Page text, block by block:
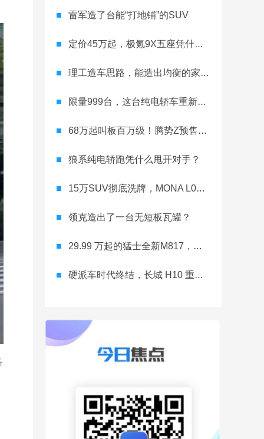
雷军造了台能“打地铺”的SUV
定价45万起，极氪9X五座凭什么领跑高端
理工造车思路，能造出均衡的家用轿跑吗
限量999台，这台纯电轿车重新定义运动家用
68万起叫板百万级！腾势Z预售开启
狼系纯电轿跑凭什么甩开对手？
15万SUV彻底洗牌，MONA L03直接降维打击
领克造出了一台无短板瓦罐？
29.99 万起的猛士全新M817，从此越野不靠老司机
硬派车时代终结，长城 H10 重新洗牌